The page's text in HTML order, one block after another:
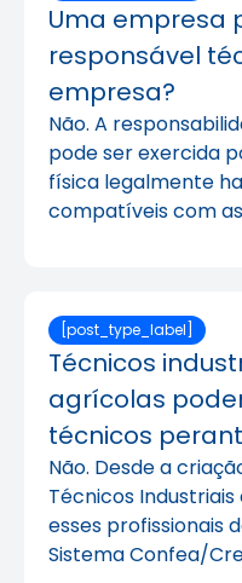
Uma empresa
responsável
empresa?
Não. A
pode ser exercida
física legalmente
compatíveis com
[post_type_label]
Técnicos
agrícolas
técnicos
Não. Desde a
Técnicos
esses profissionais
Sistema Confea/